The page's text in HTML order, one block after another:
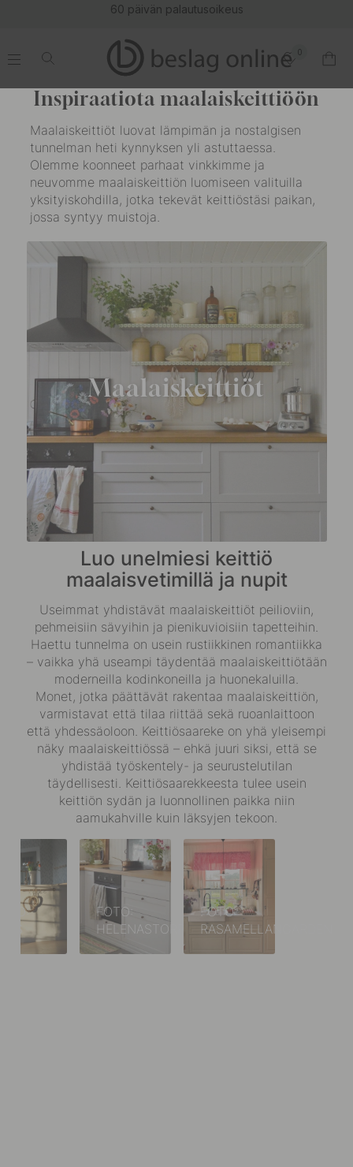
60 päivän palautusoikeus
.
0
.
Inspiraatiota maalaiskeittiöön
Maalaiskeittiöt luovat lämpimän ja nostalgisen
tunnelman heti kynnyksen yli astuttaessa.
Olemme koonneet parhaat vinkkimme ja
neuvomme maalaiskeittiön luomiseen valituilla
yksityiskohdilla, jotka tekevät keittiöstäsi paikan,
jossa syntyy muistoja.
Maalaiskeittiöt
Luo unelmiesi keittiö
maalaisvetimillä ja nupit
Useimmat yhdistävät maalaiskeittiöt peilioviin,
pehmeisiin sävyihin ja pienikuvioisiin tapetteihin.
Haettu tunnelma on usein rustiikkinen romantiikka
– vaikka yhä useampi täydentää maalaiskeittiötään
moderneilla kodinkoneilla ja huonekaluilla.
Monet, jotka päättävät rakentaa maalaiskeittiön,
varmistavat että tilaa riittää sekä ruoanlaittoon
että yhdessäoloon. Keittiösaareke on yhä yleisempi
näky maalaiskeittiössä – ehkä juuri siksi, että se
yhdistää työskentely- ja seurustelutilan
täydellisesti. Keittiösaarekkeesta tulee usein
keittiön sydän ja luonnollinen paikka niin
aamukahville kuin läksyjen tekoon.
FOTO:
HELENASTORP
FOTO:
RASAMELLANGARDEN